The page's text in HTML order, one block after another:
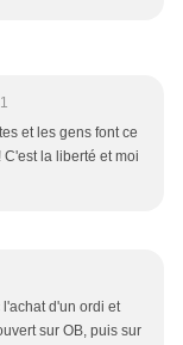
et les gens font ce
la liberté et moi
d'un ordi et
sur OB, puis sur